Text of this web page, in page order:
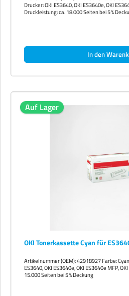
Drucker: OKI ES3640, OKI ES3640e, OKI
In den
Auf Lager
OKI Tonerkassette Cyan für
Artikelnummer (OEM): 42918927 Farbe: Cyan Kompatible Drucker: OKI
ES3640, OKI ES3640e, OKI ES3640e MFP, OKI ES3640 A3